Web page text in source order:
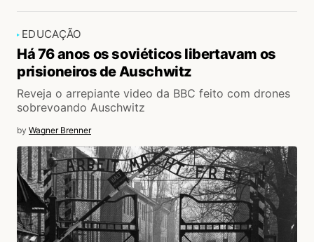
EDUCAÇÃO
Há 76 anos os soviéticos libertavam os
prisioneiros de Auschwitz
Reveja o arrepiante video da BBC feito com drones
sobrevoando Auschwitz
by Wagner Brenner